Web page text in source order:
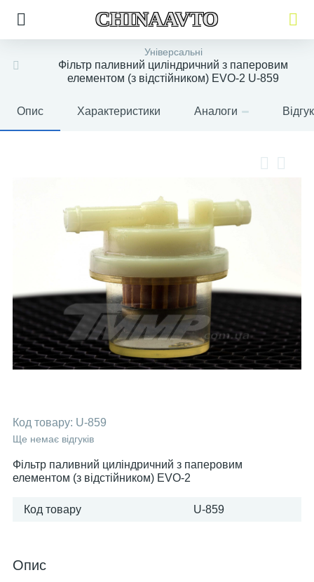
CHINAAVTO
Універсальні
Фільтр паливний циліндричний з паперовим
елементом (з відстійником) EVO-2 U-859
Опис Характеристики Аналоги
Код товару: U-859
Ще немає відгуків
Фільтр паливний циліндричний з паперовим
елементом (з відстійником) EVO-2
Код товару U-859
Опис